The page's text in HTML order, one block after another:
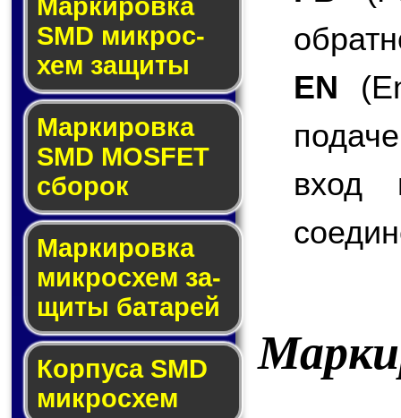
Мар­ки­ров­ка
SMD мик­рос­
хем защиты
Мар­ки­ров­ка
SMD MOSFET
сбо­рок
Мар­ки­ров­ка
мик­ро­схем за­
щи­ты ба­та­рей
Корпуса SMD
мик­ро­схем
EN
вход